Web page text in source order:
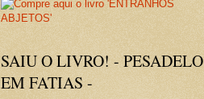
SAIU O LIVRO! - PESADELO
EM FATIAS -